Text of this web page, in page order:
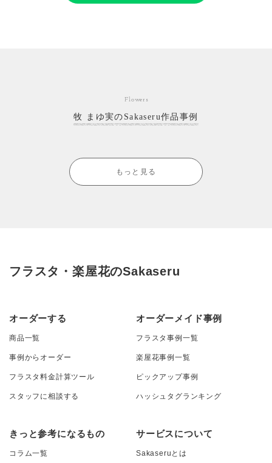
Flowers
牧 まゆ実のSakaseru作品事例
もっと見る
フラスタ・楽屋花のSakaseru
オーダーする
商品一覧
事例からオーダー
フラスタ料金計算ツール
スタッフに相談する
オーダーメイド事例
フラスタ事例一覧
楽屋花事例一覧
ピックアップ事例
ハッシュタグランキング
きっと参考になるもの
コラム一覧
サービスについて
Sakaseruとは